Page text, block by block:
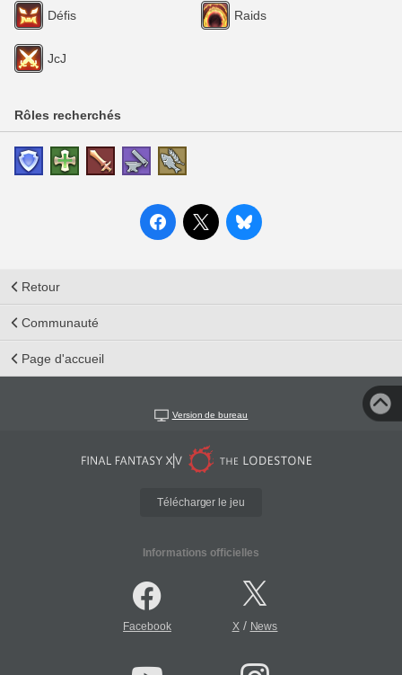
Défis Raids
JcJ
Rôles recherchés
Retour
Communauté
Page d'accueil
Version de bureau
Télécharger le jeu
Informations officielles
Facebook X/ News